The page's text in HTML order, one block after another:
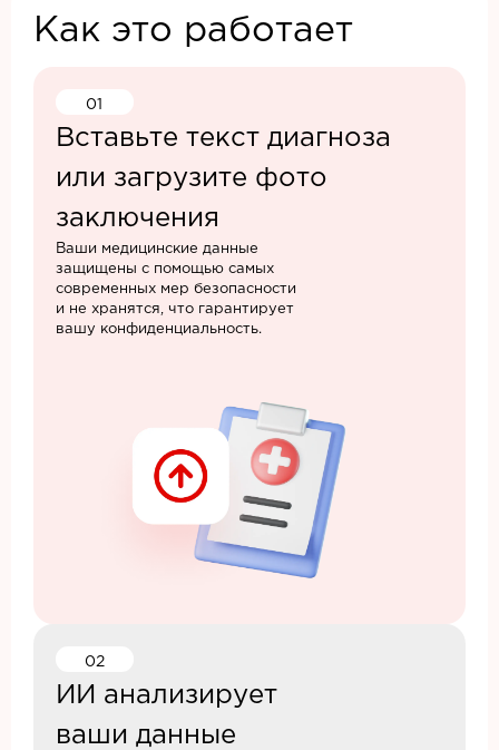
Как это работает
01
Вставьте текст диагноза
или загрузите фото
заключения
Ваши медицинские данные
защищены с помощью самых
современных мер безопасности
и не хранятся, что гарантирует
вашу конфиденциальность.
02
ИИ анализирует
ваши данные